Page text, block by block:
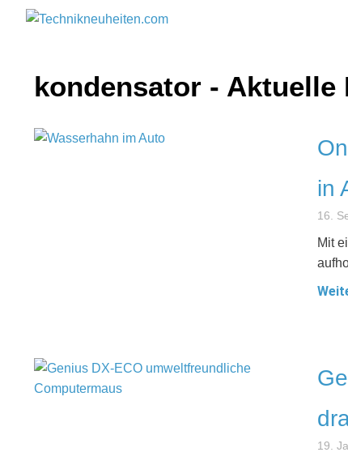
kondensator - Aktuelle
in
16.
Mit
19.